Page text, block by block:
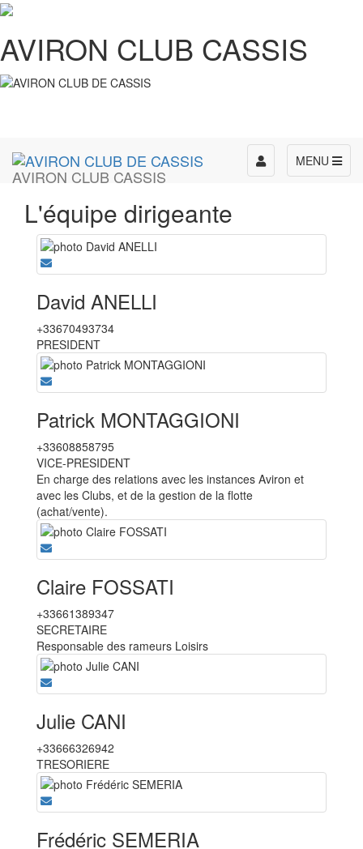
AVIRON CLUB CASSIS
AVIRON CLUB CASSIS
MENU
Toggle
navigation
L'équipe dirigeante
David ANELLI
+33670493734
PRESIDENT
Patrick MONTAGGIONI
+33608858795
VICE-PRESIDENT
En charge des relations avec les instances Aviron et
avec les Clubs, et de la gestion de la flotte
(achat/vente).
Claire FOSSATI
+33661389347
SECRETAIRE
Responsable des rameurs Loisirs
Julie CANI
+33666326942
TRESORIERE
Frédéric SEMERIA